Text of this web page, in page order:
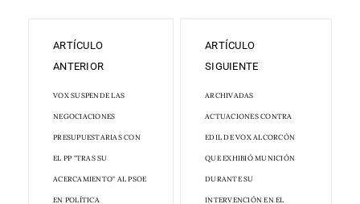
ARTÍCULO
ANTERIOR
VOX SUSPENDE LAS
NEGOCIACIONES
PRESUPUESTARIAS CON
EL PP "TRAS SU
ACERCAMIENTO" AL PSOE
EN POLÍTICA
ARTÍCULO
SIGUIENTE
ARCHIVADAS
ACTUACIONES CONTRA
EDIL DE VOX ALCORCÓN
QUE EXHIBIÓ MUNICIÓN
DURANTE SU
INTERVENCIÓN EN EL